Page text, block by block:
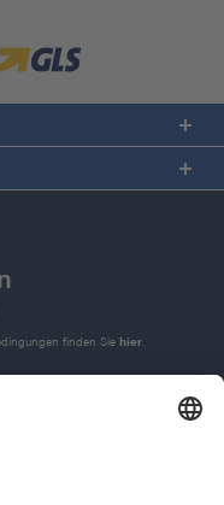
finden Sie hier.